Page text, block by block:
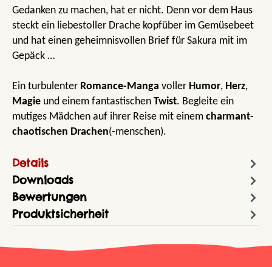
Gedanken zu machen, hat er nicht. Denn vor dem Haus
steckt ein liebestoller Drache kopfüber im Gemüsebeet
und hat einen geheimnisvollen Brief für Sakura mit im
Gepäck …
Ein turbulenter Romance-Manga voller Humor, Herz,
Magie und einem fantastischen Twist. Begleite ein
mutiges Mädchen auf ihrer Reise mit einem charmant-
chaotischen Drachen(-menschen).
Details
Downloads
Bewertungen
Produktsicherheit